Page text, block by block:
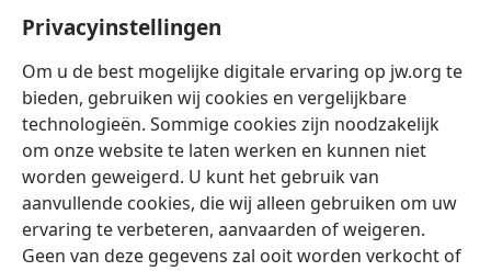
Privacyinstellingen
Om u de best mogelijke digitale ervaring op jw.org te
bieden, gebruiken wij cookies en vergelijkbare
technologieën. Sommige cookies zijn noodzakelijk
om onze website te laten werken en kunnen niet
worden geweigerd. U kunt het gebruik van
aanvullende cookies, die wij alleen gebruiken om uw
ervaring te verbeteren, aanvaarden of weigeren.
Geen van deze gegevens zal ooit worden verkocht of
verwante onderwerpen onder het desbetreffende
trefwoord.
Nederlands Delen Instellingen
Copyright © 2026 Watch Tower Bible and Tract Society of Pennsylvania
Gebruiksvoorwaarden Privacybeleid
Privacyinstellingen
Inloggen